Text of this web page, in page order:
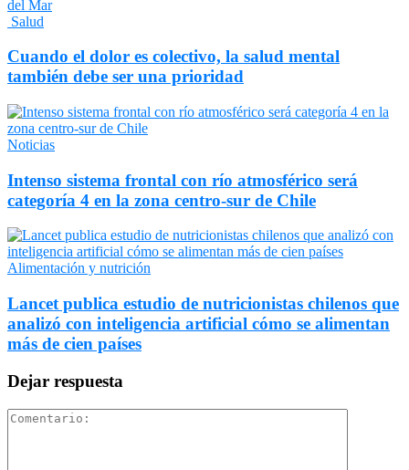
Salud
Cuando el dolor es colectivo, la salud mental
también debe ser una prioridad
Noticias
Intenso sistema frontal con río atmosférico será
categoría 4 en la zona centro-sur de Chile
Alimentación y nutrición
Lancet publica estudio de nutricionistas chilenos que
analizó con inteligencia artificial cómo se alimentan
más de cien países
Dejar respuesta